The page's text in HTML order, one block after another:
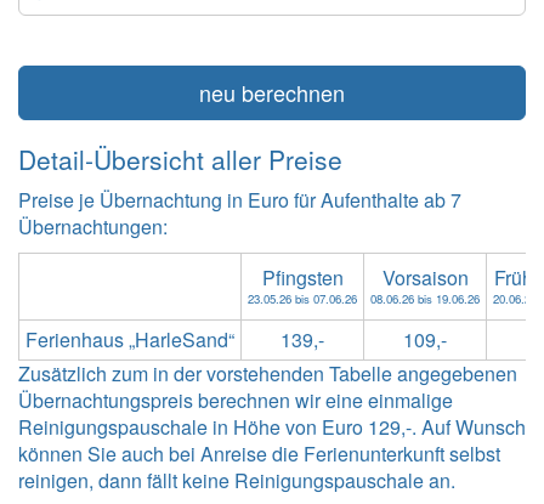
neu berechnen
Detail-Übersicht aller Preise
Preise je Übernachtung in Euro für Aufenthalte ab 7
Übernachtungen:
Ferienhaus „HarleSand“
Pfingsten
23.05.26 bis 07.06.26
Vorsaison
08.06.26 bis 19.06.26 20.06.26
139,- 109,-
Zusätzlich zum in der vorstehenden Tabelle angegebenen
Übernachtungspreis berechnen wir eine einmalige
Reinigungspauschale in Höhe von Euro 129,-. Auf Wunsch
können Sie auch bei Anreise die Ferienunterkunft selbst
reinigen, dann fällt keine Reinigungspauschale an.